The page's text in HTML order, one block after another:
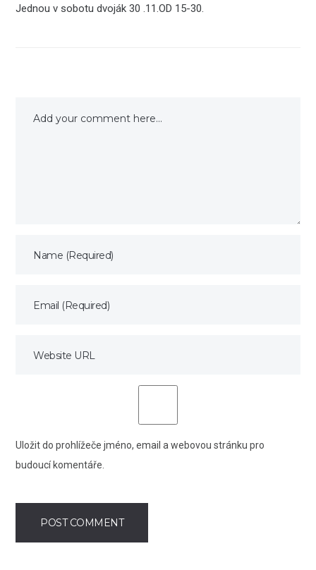
Jednou v sobotu dvoják 30 .11.OD 15-30.
Uložit do prohlížeče jméno, email a webovou stránku pro
budoucí komentáře.